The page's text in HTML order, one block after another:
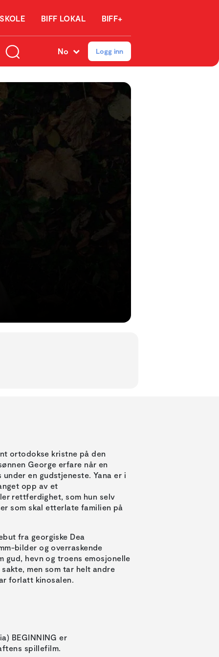
BIFF LOKAL BIFF+
No Logg inn
ortodokse kristne på den
George erfare når en
en gudstjeneste. Yana er i
opp av et
rettferdighet, som hun selv
som skal etterlate familien på
fra georgiske Dea
bilder og overraskende
gud, hevn og troens emosjonelle
men som tar helt andre
forlatt kinosalen.
BEGINNING er
spillefilm.